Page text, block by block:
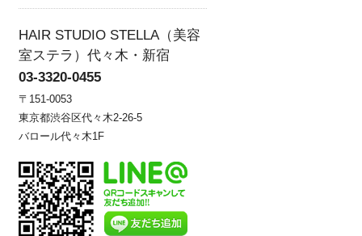
HAIR STUDIO STELLA（美容
室ステラ）代々木・新宿
03-3320-0455
〒151-0053
東京都渋谷区代々木2-26-5
バロール代々木1F